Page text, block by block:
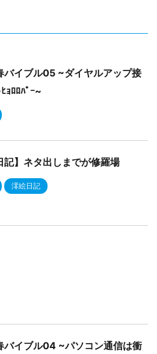
バイブル05 ~ダイヤルアップ接
ｮﾛﾛﾊﾟｰ~
記】ネタ出しまでが修羅場
澪絵日記
バイブル04 ~パソコン通信は衝